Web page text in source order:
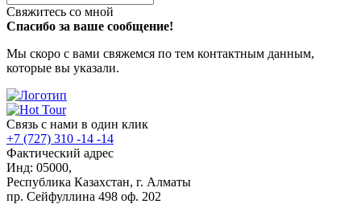
Свяжитесь со мной
Спасибо за ваше сообщение!
Мы скоро с вами свяжемся по тем контактным данным,
которые вы указали.
Связь с нами в один клик
+7 (727) 310 -14 -14
Фактический адрес
Инд: 05000,
Республика Казахстан, г. Алматы
пр. Сейфуллина 498 оф. 202